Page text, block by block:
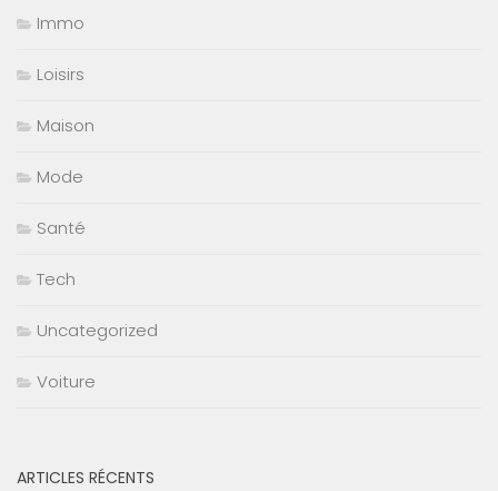
Immo
Loisirs
Maison
Mode
Santé
Tech
Uncategorized
Voiture
ARTICLES RÉCENTS